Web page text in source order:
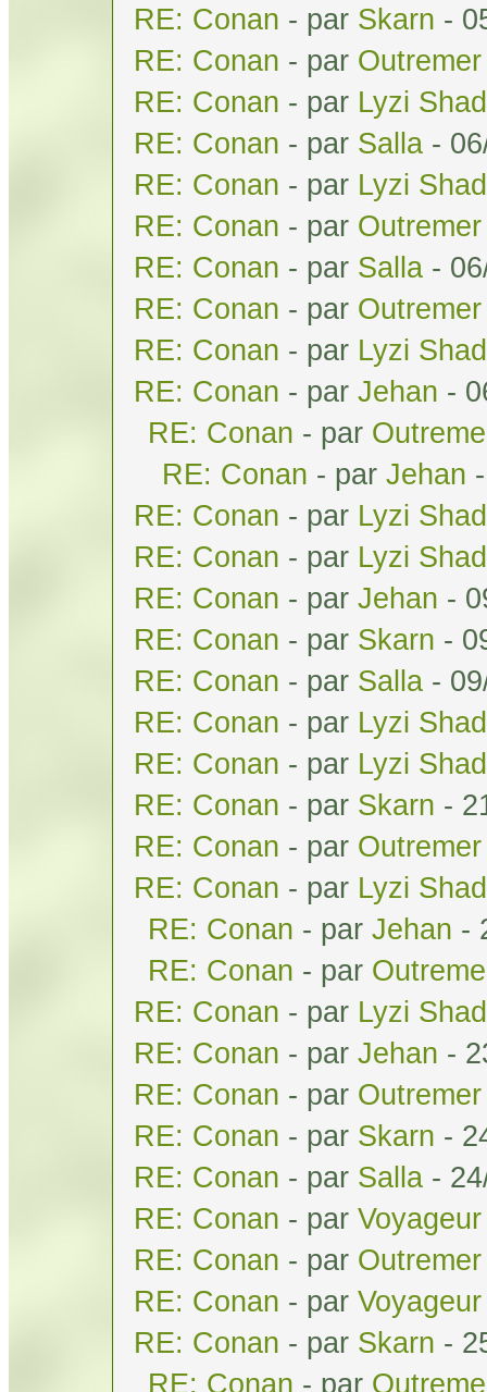
RE: Conan - par Skarn -
RE: Conan - par Outremer
RE: Conan - par Lyzi
RE: Conan - par Salla -
RE: Conan - par Lyzi
RE: Conan - par Outremer
RE: Conan - par Salla -
RE: Conan - par Outremer
RE: Conan - par Lyzi
RE: Conan - par Jehan -
RE: Conan - par
RE: Conan - par Jehan
RE: Conan - par Lyzi
RE: Conan - par Lyzi
RE: Conan - par Jehan -
RE: Conan - par Skarn -
RE: Conan - par Salla -
RE: Conan - par Lyzi
RE: Conan - par Lyzi
RE: Conan - par Skarn -
RE: Conan - par Outremer
RE: Conan - par Lyzi
RE: Conan - par Jehan -
RE: Conan - par
RE: Conan - par Lyzi
RE: Conan - par Jehan -
RE: Conan - par Outremer
RE: Conan - par Skarn -
RE: Conan - par Salla -
RE: Conan - par
RE: Conan - par Outremer
RE: Conan - par
RE: Conan - par Skarn -
RE: Conan - par